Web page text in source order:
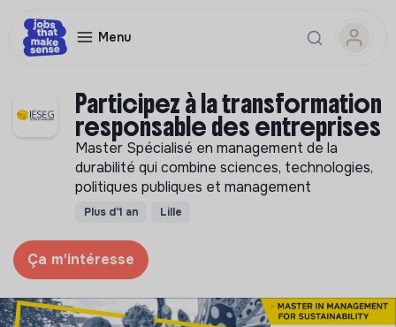
Menu
Participez à la transformation
responsable des entreprises
Master Spécialisé en management de la
durabilité qui combine sciences, technologies,
politiques publiques et management
Plus d’1 an Lille
Ça m'intéresse